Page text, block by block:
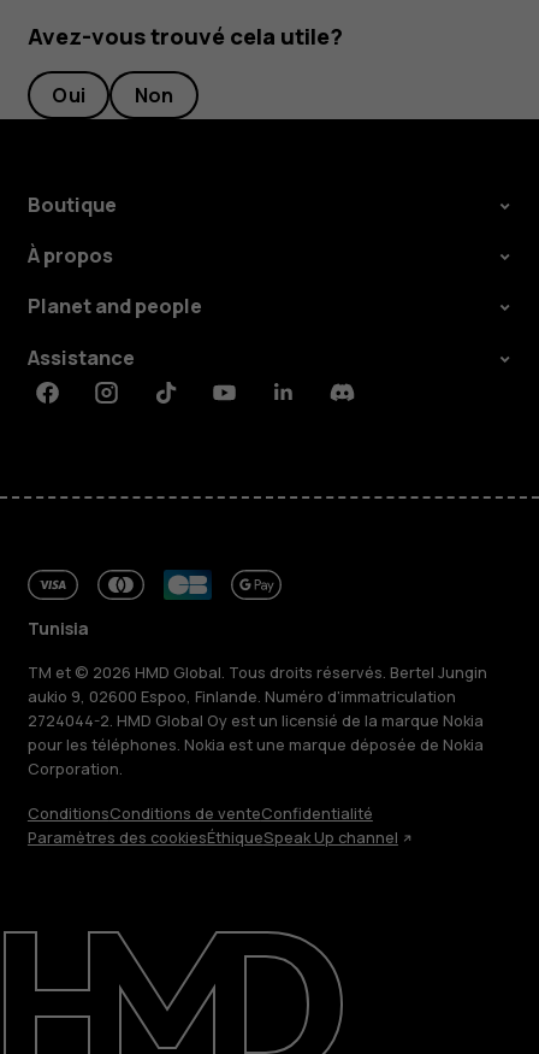
Réparer, réutiliser, recycler
Responsable
Assistance
Avez-vous trouvé cela utile?
Oui Non
Boutique
À propos
Planet and people
Assistance
FacebookInstagramTiktokYoutubeLinkedinDiscord
Tunisia
TM et © 2026 HMD Global. Tous droits réservés. Bertel Jungin
aukio 9, 02600 Espoo, Finlande. Numéro d'immatriculation
2724044-2. HMD Global Oy est un licensié de la marque Nokia
pour les téléphones. Nokia est une marque déposée de Nokia
Corporation.
ConditionsConditions de venteConfidentialité
Paramètres des cookiesÉthiqueSpeak Up channel